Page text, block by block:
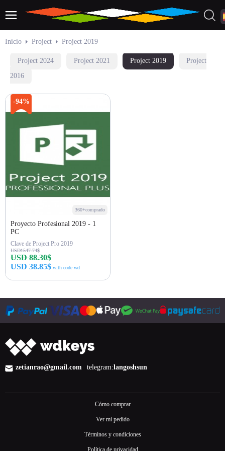
Inicio Project Project 2019
Project 2024 Project 2021 Project 2019
Project
2016
-94%
360+comprado
Proyecto Profesional 2019 - 1
PC
Clave de Project Pro 2019
USD1547.74$
USD 88.30$
USD 38.85$ with code wd
zetianrao@gmail.com telegram:langoshsun
Cómo comprar
Ver mi pedido
Términos y condiciones
Política de privacidad